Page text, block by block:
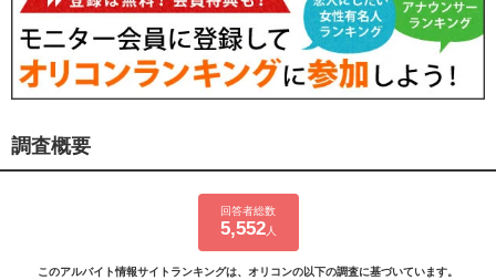
調査概要
回答者総数
5,552人
このアルバイト情報サイトランキングは、オリコンの以下の調査に基づいています。